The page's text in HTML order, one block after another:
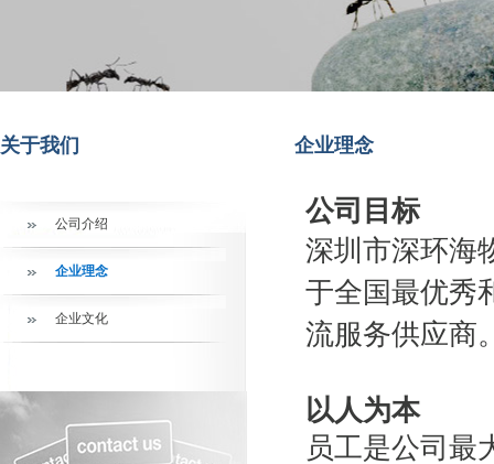
关于我们
公司介绍
企业理念
企业文化
企业理念
公司目标
深圳市深环海
于全国最优秀
流服务供应商
以人为本
员工是公司最